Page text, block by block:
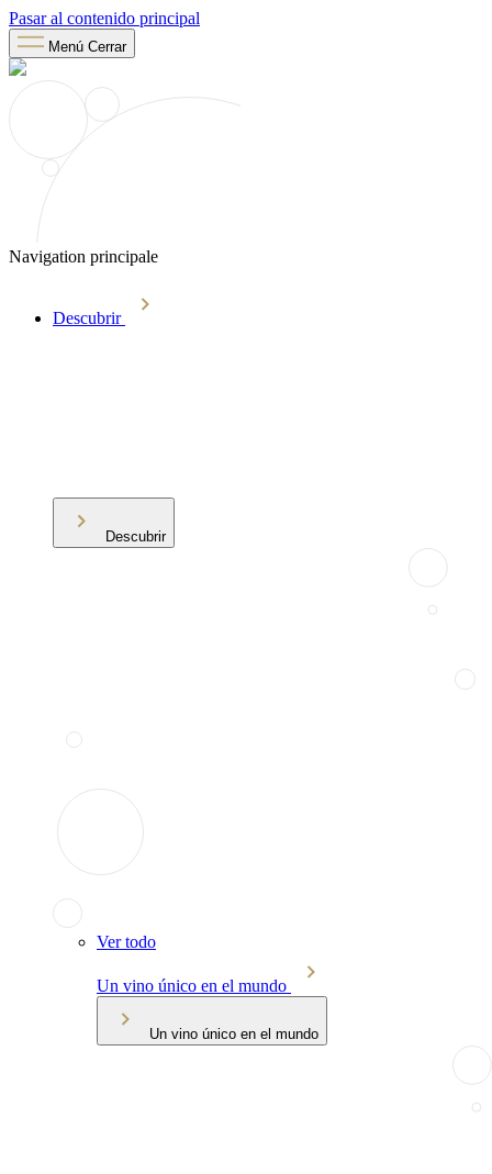
Pasar al contenido principal
Menú Cerrar
Navigation principale
Descubrir
Descubrir
Ver todo
Un vino único en el mundo
Un vino único en el mundo